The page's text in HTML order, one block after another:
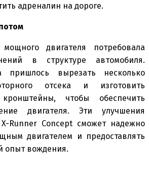
адреналин на дороге.
двигателя потребовала
в структуре автомобиля.
пришлось вырезать несколько
отсека и изготовить
чтобы обеспечить
двигателя. Эти улучшения
Runner Concept сможет надежно
двигателем и предоставлять
опыт вождения.